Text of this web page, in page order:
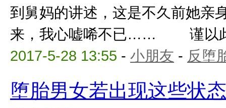
到舅妈的讲述，这是不久前她亲
来，我心嘘唏不已…… 谨以此
2017-5-28 13:55 - 小朋友 - 反堕
堕胎男女若出现这些状